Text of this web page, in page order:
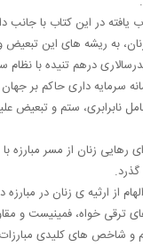
یافته در این کتاب با جانب
به ریشه های این
درهم تنیده با نظام
سرمایه داری حاکم بر جهان
نابرابری، ستم و تبعیض
رهایی زنان از مسر مبارزه
از ارثیه ی زنان در
ترقی خواه، فمینیست و
و شاخص های کلیدی